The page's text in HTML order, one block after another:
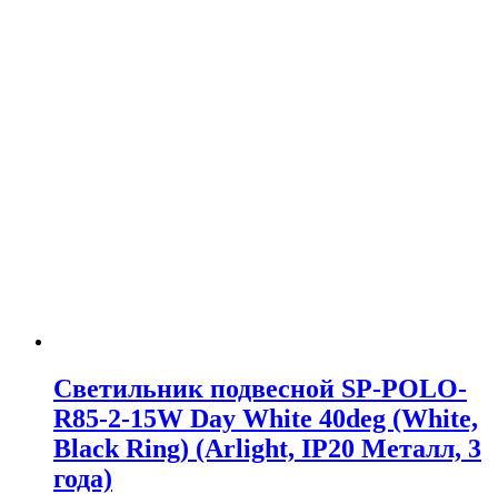
Светильник подвесной SP-POLO-
R85-2-15W Day White 40deg (White,
Black Ring) (Arlight, IP20 Металл, 3
года)